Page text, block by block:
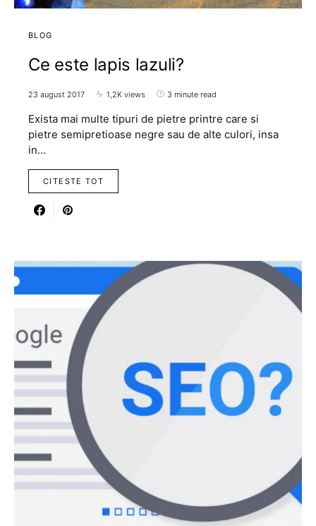
BLOG
Ce este lapis lazuli?
23 august 2017 1,2K views 3 minute read
Exista mai multe tipuri de pietre printre care si
pietre semipretioase negre sau de alte culori, insa
in…
CITESTE TOT